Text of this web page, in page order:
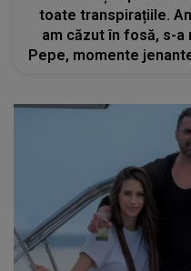
toate transpirațiile.
am căzut în fosă, s-a
Pepe, momente